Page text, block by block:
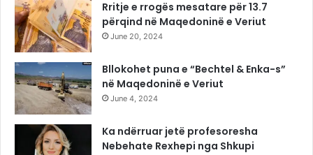
Rritje e rrogës mesatare për 13.7
përqind në Maqedoninë e Veriut
June 20, 2024
Bllokohet puna e “Bechtel & Enka-s”
në Maqedoninë e Veriut
June 4, 2024
Ka ndërruar jetë profesoresha
Nebehate Rexhepi nga Shkupi